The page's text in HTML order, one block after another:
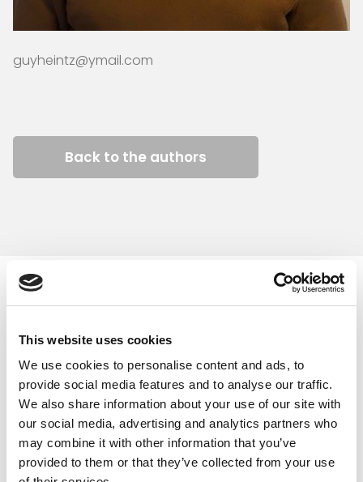
This website uses cookies
We use cookies to personalise content and ads, to
provide social media features and to analyse our traffic.
We also share information about your use of our site with
our social media, advertising and analytics partners who
may combine it with other information that you’ve
provided to them or that they’ve collected from your use
guyheintz@ymail.com
Back to the authors